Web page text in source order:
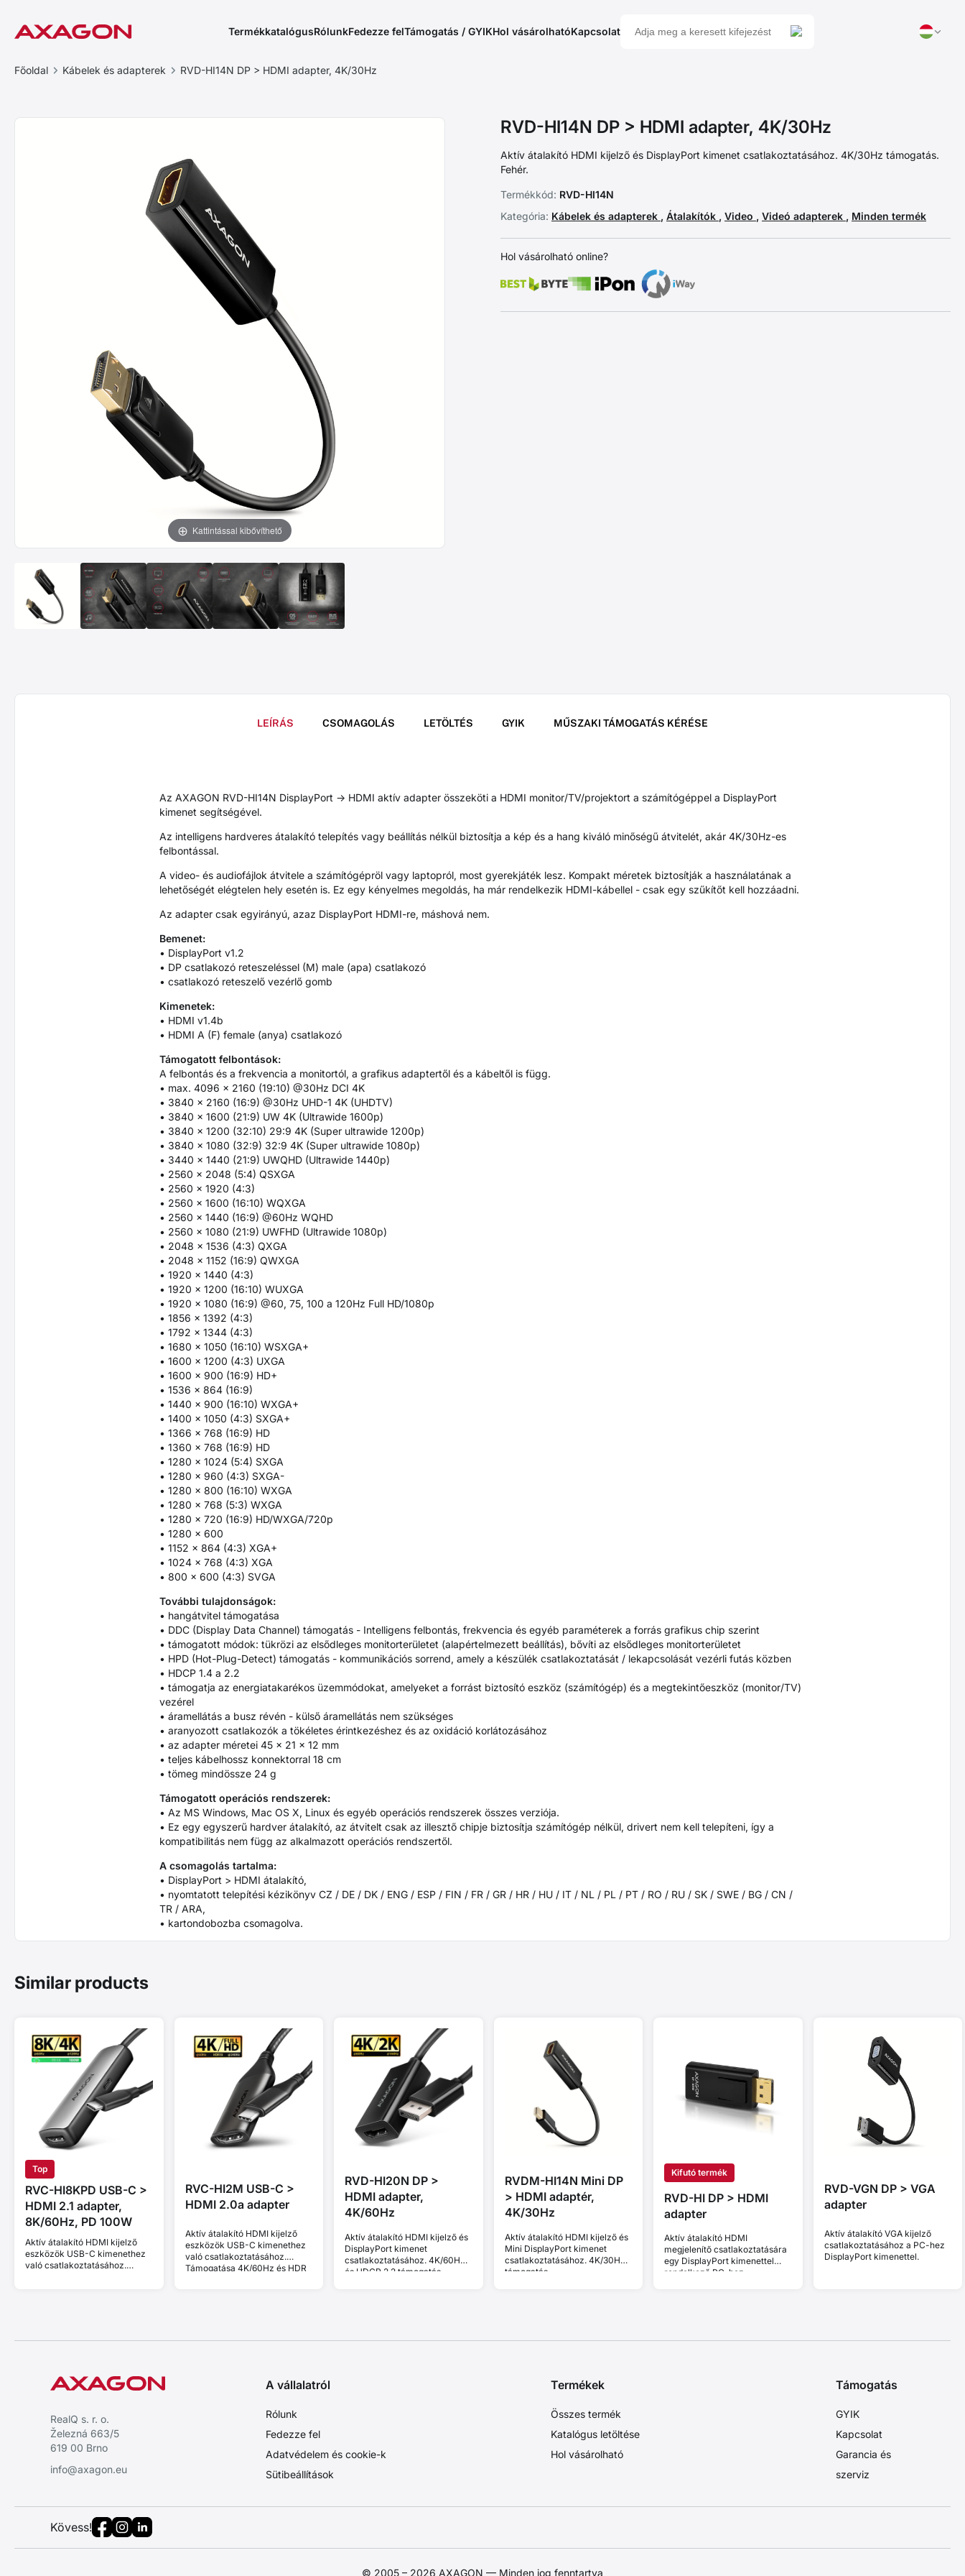
TermékkatalógusRólunkFedezze felTámogatás / GYIKHol vásárolhatóKapcsolat
Főoldal Kábelek és adapterek RVD-HI14N DP > HDMI adapter, 4K/30Hz
Kattintással kibővíthető
RVD-HI14N DP > HDMI adapter, 4K/30Hz
Aktív átalakító HDMI kijelző és DisplayPort kimenet csatlakoztatásához. 4K/30Hz támogatás.
Fehér.
Termékkód: RVD-HI14N
Kategória: Kábelek és adapterek , Átalakítók , Video , Videó adapterek , Minden termék
Hol vásárolható online?
LEÍRÁS CSOMAGOLÁS LETÖLTÉS GYIK MŰSZAKI TÁMOGATÁS KÉRÉSE
Az AXAGON RVD-HI14N DisplayPort -> HDMI aktív adapter összeköti a HDMI monitor/TV/projektort a számítógéppel a DisplayPort
kimenet segítségével.
Az intelligens hardveres átalakító telepítés vagy beállítás nélkül biztosítja a kép és a hang kiváló minőségű átvitelét, akár 4K/30Hz-es
felbontással.
A video- és audiofájlok átvitele a számítógépröl vagy laptopról, most gyerekjáték lesz. Kompakt méretek biztosítják a használatának a
lehetőségét elégtelen hely esetén is. Ez egy kényelmes megoldás, ha már rendelkezik HDMI-kábellel - csak egy szűkítőt kell hozzáadni.
Az adapter csak egyirányú, azaz DisplayPort HDMI-re, máshová nem.
Bemenet:
• DisplayPort v1.2
• DP csatlakozó reteszeléssel (M) male (apa) csatlakozó
• csatlakozó reteszelő vezérlő gomb
Kimenetek:
• HDMI v1.4b
• HDMI A (F) female (anya) csatlakozó
Támogatott felbontások:
A felbontás és a frekvencia a monitortól, a grafikus adaptertől és a kábeltől is függ.
• max. 4096 x 2160 (19:10) @30Hz DCI 4K
• 3840 x 2160 (16:9) @30Hz UHD-1 4K (UHDTV)
• 3840 x 1600 (21:9) UW 4K (Ultrawide 1600p)
• 3840 x 1200 (32:10) 29:9 4K (Super ultrawide 1200p)
• 3840 x 1080 (32:9) 32:9 4K (Super ultrawide 1080p)
• 3440 x 1440 (21:9) UWQHD (Ultrawide 1440p)
• 2560 x 2048 (5:4) QSXGA
• 2560 x 1920 (4:3)
• 2560 x 1600 (16:10) WQXGA
• 2560 x 1440 (16:9) @60Hz WQHD
• 2560 x 1080 (21:9) UWFHD (Ultrawide 1080p)
• 2048 x 1536 (4:3) QXGA
• 2048 x 1152 (16:9) QWXGA
• 1920 x 1440 (4:3)
• 1920 x 1200 (16:10) WUXGA
• 1920 x 1080 (16:9) @60, 75, 100 a 120Hz Full HD/1080p
• 1856 x 1392 (4:3)
• 1792 x 1344 (4:3)
• 1680 x 1050 (16:10) WSXGA+
• 1600 x 1200 (4:3) UXGA
• 1600 x 900 (16:9) HD+
• 1536 x 864 (16:9)
• 1440 x 900 (16:10) WXGA+
• 1400 x 1050 (4:3) SXGA+
• 1366 x 768 (16:9) HD
• 1360 x 768 (16:9) HD
• 1280 x 1024 (5:4) SXGA
• 1280 x 960 (4:3) SXGA-
• 1280 x 800 (16:10) WXGA
• 1280 x 768 (5:3) WXGA
• 1280 x 720 (16:9) HD/WXGA/720p
• 1280 x 600
• 1152 x 864 (4:3) XGA+
• 1024 x 768 (4:3) XGA
• 800 x 600 (4:3) SVGA
További tulajdonságok:
• hangátvitel támogatása
• DDC (Display Data Channel) támogatás - Intelligens felbontás, frekvencia és egyéb paraméterek a forrás grafikus chip szerint
• támogatott módok: tükrözi az elsődleges monitorterületet (alapértelmezett beállítás), bővíti az elsődleges monitorterületet
• HPD (Hot-Plug-Detect) támogatás - kommunikációs sorrend, amely a készülék csatlakoztatását / lekapcsolását vezérli futás közben
• HDCP 1.4 a 2.2
• támogatja az energiatakarékos üzemmódokat, amelyeket a forrást biztosító eszköz (számítógép) és a megtekintőeszköz (monitor/TV)
vezérel
• áramellátás a busz révén - külső áramellátás nem szükséges
• aranyozott csatlakozók a tökéletes érintkezéshez és az oxidáció korlátozásához
• az adapter méretei 45 x 21 x 12 mm
• teljes kábelhossz konnektorral 18 cm
• tömeg mindössze 24 g
Támogatott operációs rendszerek:
• Az MS Windows, Mac OS X, Linux és egyéb operációs rendszerek összes verziója.
• Ez egy egyszerű hardver átalakító, az átvitelt csak az illesztő chipje biztosítja számítógép nélkül, drivert nem kell telepíteni, így a
kompatibilitás nem függ az alkalmazott operációs rendszertől.
A csomagolás tartalma:
• DisplayPort > HDMI átalakító,
• nyomtatott telepítési kézikönyv CZ / DE / DK / ENG / ESP / FIN / FR / GR / HR / HU / IT / NL / PL / PT / RO / RU / SK / SWE / BG / CN /
TR / ARA,
• kartondobozba csomagolva.
Similar products
Top
RVC-HI8KPD USB-C >
HDMI 2.1 adapter,
8K/60Hz, PD 100W
Aktív átalakító HDMI kijelző
eszközök USB-C kimenethez
való csatlakoztatásához.
RVC-HI2M USB-C >
HDMI 2.0a adapter
Aktív átalakító HDMI kijelző
eszközök USB-C kimenethez
való csatlakoztatásához.
Támogatása 4K/60Hz és HDR
RVD-HI20N DP >
HDMI adapter,
4K/60Hz
Aktív átalakító HDMI kijelző és
DisplayPort kimenet
csatlakoztatásához. 4K/60Hz
és HDCP 2.2 támogatás.
RVDM-HI14N Mini DP
> HDMI adaptér,
4K/30Hz
Aktív átalakító HDMI kijelző és
Mini DisplayPort kimenet
csatlakoztatásához. 4K/30Hz
támogatás.
Kifutó termék
RVD-HI DP > HDMI
adapter
Aktív átalakító HDMI
megjelenítő csatlakoztatására
egy DisplayPort kimenettel
rendelkező PC-hez.
RVD-VGN DP > VGA
adapter
Aktív átalakító VGA kijelző
csatlakoztatásához a PC-hez
DisplayPort kimenettel.
RealQ s. r. o.
Železná 663/5
619 00 Brno
info@axagon.eu
A vállalatról
Rólunk
Fedezze fel
Adatvédelem és cookie-k
Sütibeállítások
Termékek
Összes termék
Katalógus letöltése
Hol vásárolható
Támogatás
GYIK
Kapcsolat
Garancia és
szerviz
Kövess!
© 2005 – 2026 AXAGON — Minden jog fenntartva